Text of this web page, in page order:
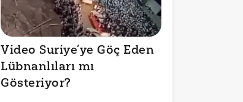
Video Suriye’ye Göç Eden
Lübnanlıları mı
Gösteriyor?